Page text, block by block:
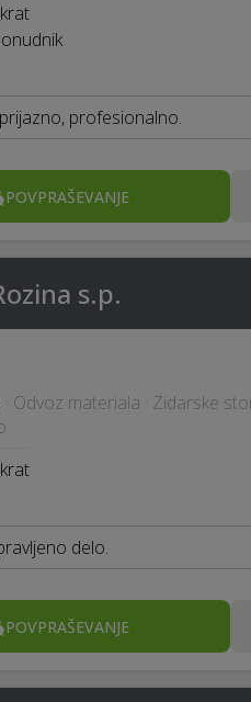
profesionalno.
POVPRAŠEVANJE
s.p.
Odvoz materiala · Zidarske
delo.
POVPRAŠEVANJE